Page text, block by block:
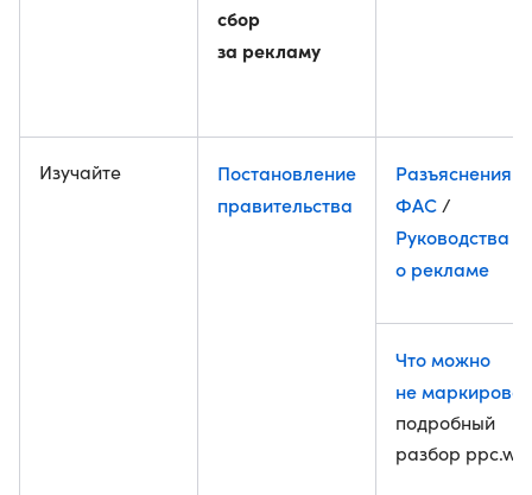
сбор
за рекламу
Изучайте
Постановление
правительства
Разъяснения
ФАС /
Руководства
о рекламе
Что можно
не
подробный
разбор